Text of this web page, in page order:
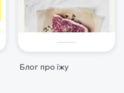
Блог про їжу